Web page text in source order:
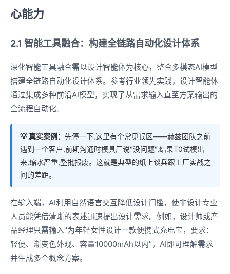
心能力
2.1 智能工具融合：构建全链路自动化设计体系
深化智能工具融合需以设计智能体为核心，整合多模态AI模型
搭建全链路自动化设计体系。参考行业领先实践，设计智能体
通过集成多种前沿AI模型，实现了从需求输入直至方案输出的
全流程自动化。
💡 真实案例： 先停一下,这里有个常见误区——赫兹团队之前
遇到一个客户,前期沟通时模具厂说"没问题",结果T0试模出
来,缩水严重,整批报废。这就是典型的纸上谈兵跟工厂实战之
间的差距。
在输入端，AI利用自然语言交互降低设计门槛，使非设计专业
人员能凭借清晰的表述迅速提出设计需求。例如，设计师或产
品经理只需输入"为年轻女性设计一款便携式充电宝，要求：
轻便、渐变色外观、容量10000mAh以内"，AI即可理解需求
并生成多个概念方案。